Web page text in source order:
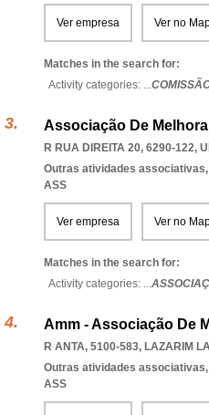
Ver empresa Ver no
Matches in the search for:
Activity categories: ...
Associação De
R RUA DIREITA 20, 6290-122,
Outras atividades associativas,
ASS
Ver empresa Ver no
Matches in the search for:
Activity categories: ...
Amm - Associação De
R ANTA, 5100-583, LAZARIM
Outras atividades associativas,
ASS